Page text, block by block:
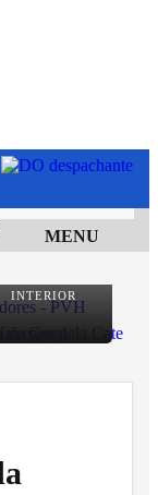
FERIDA
MENU
INTERIOR